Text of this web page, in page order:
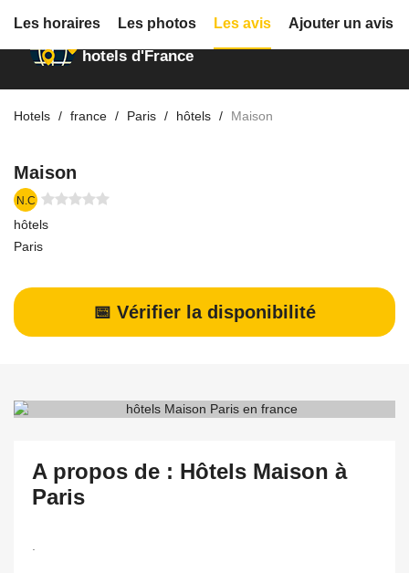
Annuaire des
hotels d'France
Hotels france Paris hôtels Maison
Maison
N.C
hôtels
Paris
📅 Vérifier la disponibilité
Les horaires Les photos Les avis Ajouter un avis
A propos de : Hôtels Maison à
Paris